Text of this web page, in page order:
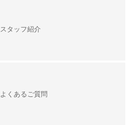
スタッフ紹介
よくあるご質問